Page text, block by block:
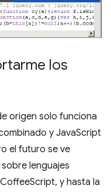
los
origen solo funciona
y JavaScript
el futuro se ve
lenguajes
y hasta la